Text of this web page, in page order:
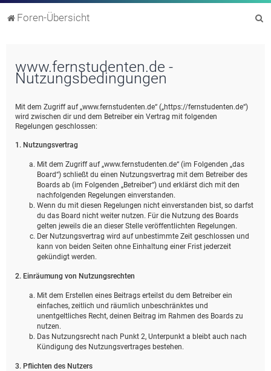
Foren-Übersicht
www.fernstudenten.de -
Nutzungsbedingungen
Mit dem Zugriff auf „www.fernstudenten.de“ („https://fernstudenten.de“)
wird zwischen dir und dem Betreiber ein Vertrag mit folgenden
Regelungen geschlossen:
1. Nutzungsvertrag
Mit dem Zugriff auf „www.fernstudenten.de“ (im Folgenden „das
Board“) schließt du einen Nutzungsvertrag mit dem Betreiber des
Boards ab (im Folgenden „Betreiber“) und erklärst dich mit den
nachfolgenden Regelungen einverstanden.
Wenn du mit diesen Regelungen nicht einverstanden bist, so darfst
du das Board nicht weiter nutzen. Für die Nutzung des Boards
gelten jeweils die an dieser Stelle veröffentlichten Regelungen.
Der Nutzungsvertrag wird auf unbestimmte Zeit geschlossen und
kann von beiden Seiten ohne Einhaltung einer Frist jederzeit
gekündigt werden.
2. Einräumung von Nutzungsrechten
Mit dem Erstellen eines Beitrags erteilst du dem Betreiber ein
einfaches, zeitlich und räumlich unbeschränktes und
unentgeltliches Recht, deinen Beitrag im Rahmen des Boards zu
nutzen.
Das Nutzungsrecht nach Punkt 2, Unterpunkt a bleibt auch nach
Kündigung des Nutzungsvertrages bestehen.
3. Pflichten des Nutzers